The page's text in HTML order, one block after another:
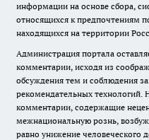
информации на основе сбора,
относящихся к предпочтениям
находящихся на территории
Администрация портала
комментарии, исходя из
обсуждения тем и соблюдения
рекомендательных технологий.
комментарии, содержащие
межнациональную рознь,
равно унижение человеческого